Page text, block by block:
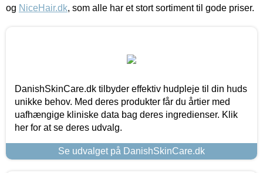
og NiceHair.dk, som alle har et stort sortiment til gode priser.
DanishSkinCare.dk tilbyder effektiv hudpleje til din huds
unikke behov. Med deres produkter får du årtier med
uafhængige kliniske data bag deres ingredienser. Klik
her for at se deres udvalg.
Se udvalget på DanishSkinCare.dk